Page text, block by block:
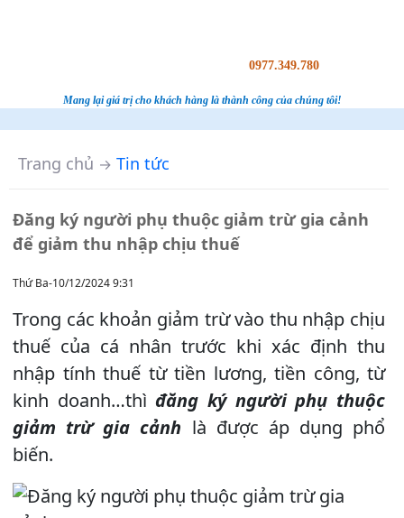
0977.349.780
Mang lại giá trị cho khách hàng là thành công của chúng tôi!
Trang chủ → Tin tức
Đăng ký người phụ thuộc giảm trừ gia cảnh
để giảm thu nhập chịu thuế
Thứ Ba-10/12/2024 9:31
Trong các khoản giảm trừ vào thu nhập chịu
thuế của cá nhân trước khi xác định thu
nhập tính thuế từ tiền lương, tiền công, từ
kinh doanh…thì đăng ký người phụ thuộc
giảm trừ gia cảnh là được áp dụng phổ
biến.